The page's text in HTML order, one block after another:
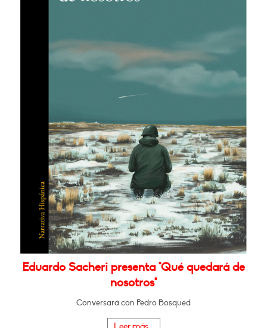
Eduardo Sacheri presenta "Qué quedará de
nosotros"
Conversará con Pedro Bosqued